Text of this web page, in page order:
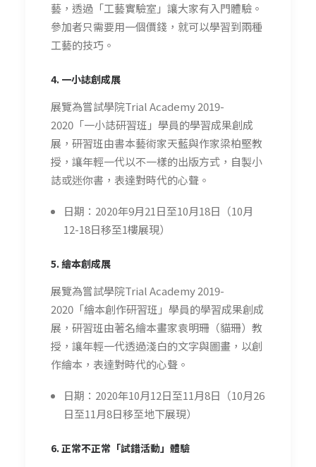
藝，透過「工藝實驗室」讓大家有入門體驗。
參加者只需要用一個價錢，就可以學習到兩種
工藝的技巧。
4. 一小誌創成展
展覽為嘗試學院Trial Academy 2019-
2020「一小誌研習班」學員的學習成果創成
展，研習班由書本藝術家天藍與作家梁柏堅教
授，讓年輕一代以不一樣的出版方式，自製小
誌或迷你書，表達對時代的心聲。
日期：2020年9月21日至10月18日（10月
12-18日移至1樓展現）
5. 繪本創成展
展覽為嘗試學院Trial Academy 2019-
2020「繪本創作研習班」學員的學習成果創成
展，研習班由著名繪本畫家袁明珊（貓珊）教
授，讓年輕一代透過淺白的文字與圖畫，以創
作繪本，表達對時代的心聲。
日期：2020年10月12日至11月8日（10月26
日至11月8日移至地下展現）
6. 正常不正常「試錯活動」體驗